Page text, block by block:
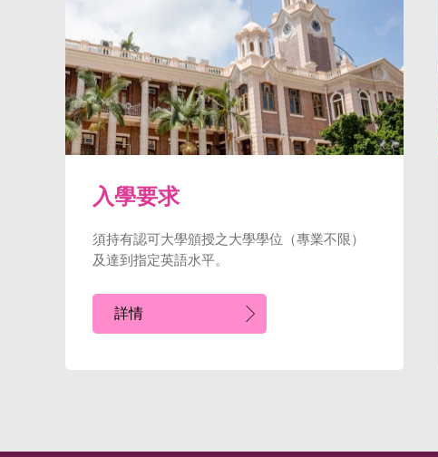
入學要求
須持有認可大學頒授之大學學位（專業不限）
及達到指定英語水平。
詳情